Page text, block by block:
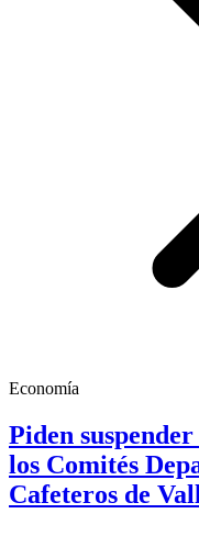
Economía
Piden
los Comités
Cafeteros de